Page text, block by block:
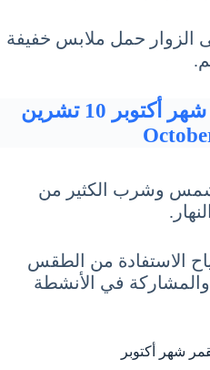
الزوار حمل ملابس خفيفة
السياحة في الإمارات شهر أكتوبر 10 تشرين
وشرب الكثير من
الاستفادة من الطقس
في الأنشطة
شهر أكتوبر